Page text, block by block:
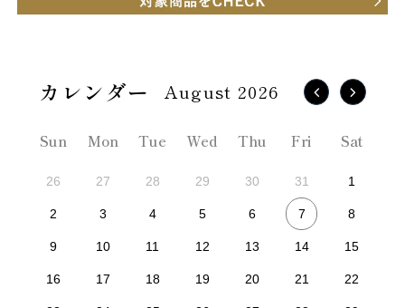
August 2026
Sun Mon Tue Wed Thu Fri Sat
26 27 28 29 30 31 1
2 3 4 5 6 7 8
9 10 11 12 13 14 15
16 17 18 19 20 21 22